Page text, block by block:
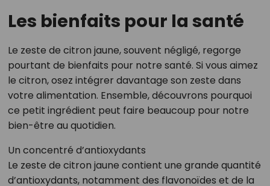
Les bienfaits pour la santé
Le zeste de citron jaune, souvent négligé, regorge
pourtant de bienfaits pour notre santé. Si vous aimez
le citron, osez intégrer davantage son zeste dans
votre alimentation. Ensemble, découvrons pourquoi
ce petit ingrédient peut faire beaucoup pour notre
bien-être au quotidien.
Un concentré d’antioxydants
Le zeste de citron jaune contient une grande quantité
d’antioxydants, notamment des flavonoïdes et de la